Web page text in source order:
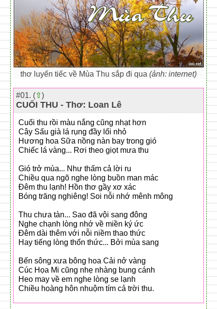
thơ luyến tiếc về Mùa Thu sắp đi qua (ảnh: internet)
#01. (⇧)
CUỐI THU - Thơ: Loan Lê
Cuối thu rồi màu nắng cũng nhạt hơn
Cây Sấu già lá rụng đầy lối nhỏ
Hương hoa Sữa nồng nàn bay trong gió
Chiếc lá vàng... Rơi theo giọt mưa thu
Gió trở mùa... Như thấm cả lời ru
Chiều qua ngõ nghe lòng buồn man mác
Đêm thu lạnh! Hồn thơ gầy xơ xác
Bóng trăng nghiêng! Soi nỗi nhớ mênh mông
Thu chưa tàn... Sao đã vội sang đông
Nghe chạnh lòng nhớ về miền ký ức
Đêm dài thêm với nỗi niềm thao thức
Hay tiếng lòng thổn thức... Bởi mùa sang
Bến sông xưa bông hoa Cải nở vàng
Cúc Họa Mi cũng nhẹ nhàng bung cánh
Heo may về em nghe lòng se lạnh
Chiều hoàng hôn nhuộm tím cả trời thu.